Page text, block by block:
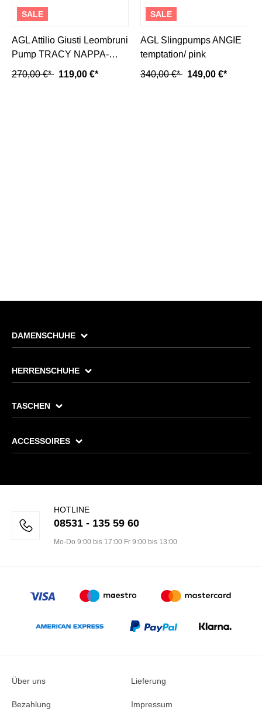
SALE
AGL Attilio Giusti Leombruni
Pump TRACY NAPPA-
nero/ schwarz
270,00 €* 119,00 €*
SALE
AGL Slingpumps ANGIE
temptation/ pink
340,00 €* 149,00 €*
DAMENSCHUHE
HERRENSCHUHE
TASCHEN
ACCESSOIRES
HOTLINE
08531 - 135 59 60
Mo-Do 9:00 bis 17:00 Fr 9:00 bis 13:00
Über uns Lieferung
Bezahlung Impressum